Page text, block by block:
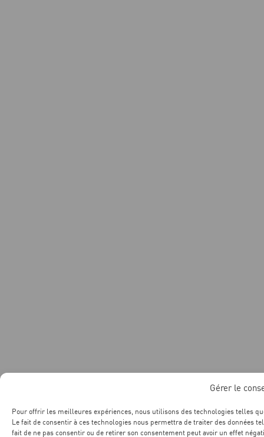
Gérer le
Pour offrir les meilleures expériences, nous utilisons des technologies telles
Le fait de consentir à ces technologies nous permettra de traiter des données
fait de ne pas consentir ou de retirer son consentement peut avoir un effet